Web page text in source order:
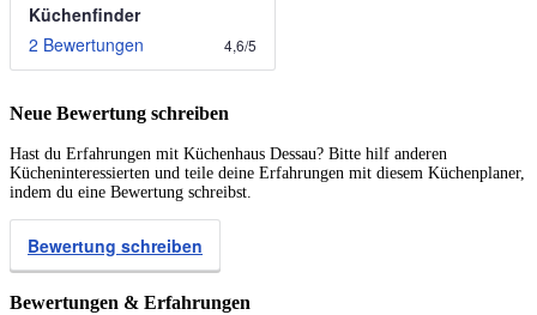
Küchenfinder
2 Bewertungen
4,6/5
Neue Bewertung schreiben
Hast du Erfahrungen mit Küchenhaus Dessau? Bitte hilf anderen
Kücheninteressierten und teile deine Erfahrungen mit diesem Küchenplaner,
indem du eine Bewertung schreibst.
Bewertung schreiben
Bewertungen & Erfahrungen